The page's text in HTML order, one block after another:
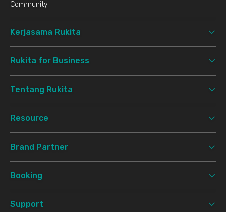
Community
Kerjasama Rukita
Rukita for Business
Tentang Rukita
Resource
Brand Partner
Booking
Support